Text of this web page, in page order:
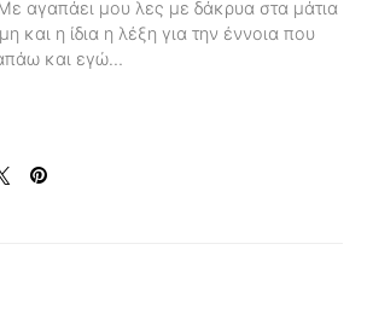
αγαπάει μου λες με δάκρυα στα μάτια
και η ίδια η λέξη για την έννοια που
και εγώ…